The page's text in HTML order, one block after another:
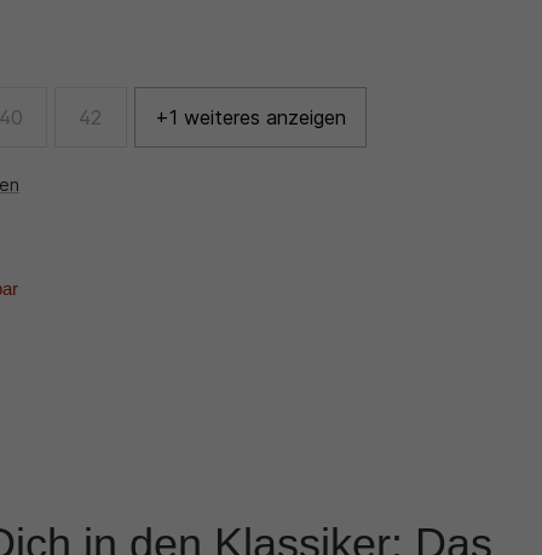
40 42 +1 weiteres anzeigen
in den Klassiker: Das